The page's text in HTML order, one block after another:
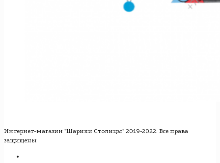
Интернет-магазин "Шарики Столицы" 2019-2022. Все права
защищены